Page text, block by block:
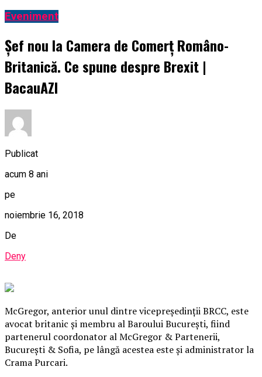
Eveniment
Șef nou la Camera de Comerț Româno-
Britanică. Ce spune despre Brexit |
BacauAZI
Publicat
acum 8 ani
pe
noiembrie 16, 2018
De
Deny
McGregor, anterior unul dintre vicepreşedinţii BRCC, este
avocat britanic şi membru al Baroului Bucureşti, fiind
partenerul coordonator al McGregor & Partenerii,
Bucureşti & Sofia, pe lângă acestea este şi administrator la
Crama Purcari.